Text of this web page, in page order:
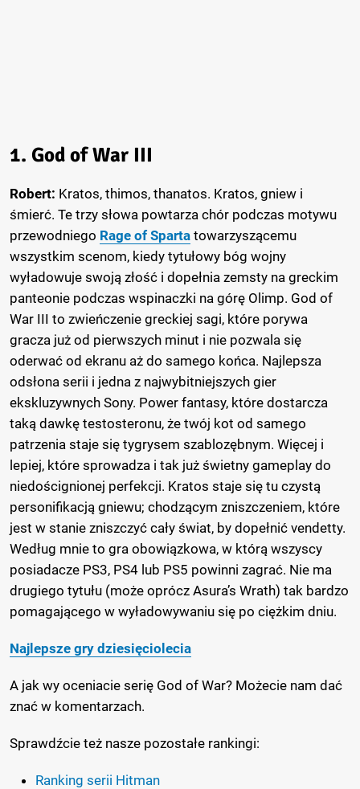
1. God of War III
Robert: Kratos, thimos, thanatos. Kratos, gniew i
śmierć. Te trzy słowa powtarza chór podczas motywu
przewodniego Rage of Sparta towarzyszącemu
wszystkim scenom, kiedy tytułowy bóg wojny
wyładowuje swoją złość i dopełnia zemsty na greckim
panteonie podczas wspinaczki na górę Olimp. God of
War III to zwieńczenie greckiej sagi, które porywa
gracza już od pierwszych minut i nie pozwala się
oderwać od ekranu aż do samego końca. Najlepsza
odsłona serii i jedna z najwybitniejszych gier
ekskluzywnych Sony. Power fantasy, które dostarcza
taką dawkę testosteronu, że twój kot od samego
patrzenia staje się tygrysem szablozębnym. Więcej i
lepiej, które sprowadza i tak już świetny gameplay do
niedoścignionej perfekcji. Kratos staje się tu czystą
personifikacją gniewu; chodzącym zniszczeniem, które
jest w stanie zniszczyć cały świat, by dopełnić vendetty.
Według mnie to gra obowiązkowa, w którą wszyscy
posiadacze PS3, PS4 lub PS5 powinni zagrać. Nie ma
drugiego tytułu (może oprócz Asura’s Wrath) tak bardzo
pomagającego w wyładowywaniu się po ciężkim dniu.
Najlepsze gry dziesięciolecia
A jak wy oceniacie serię God of War? Możecie nam dać
znać w komentarzach.
Sprawdźcie też nasze pozostałe rankingi:
Ranking serii Hitman